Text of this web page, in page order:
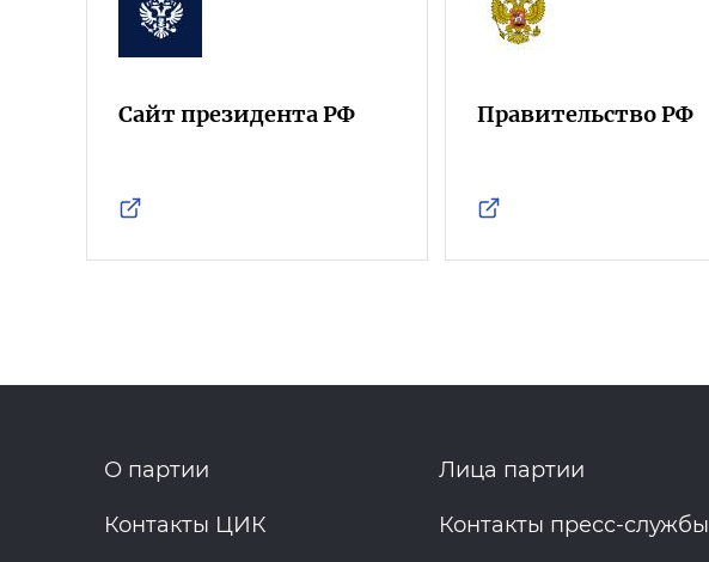
Сайт президента РФ Правительство РФ
О партии Лица партии
Контакты ЦИК Контакты пресс-службы